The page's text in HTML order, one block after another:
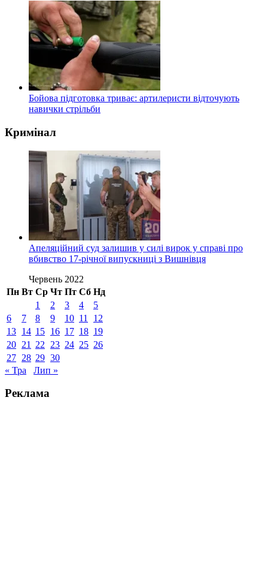
Бойова підготовка триває: артилеристи відточують
навички стрільби
Кримінал
Апеляційний суд залишив у силі вирок у справі про
вбивство 17-річної випускниці з Вишнівця
Червень 2022
Пн Вт Ср Чт Пт Сб Нд
1
2 3 4
5
6
7 8 9 10 11
12
13 14 15 16 17 18 19
20 21 22 23 24 25 26
27 28 29 30
« Тра
Лип »
Реклама